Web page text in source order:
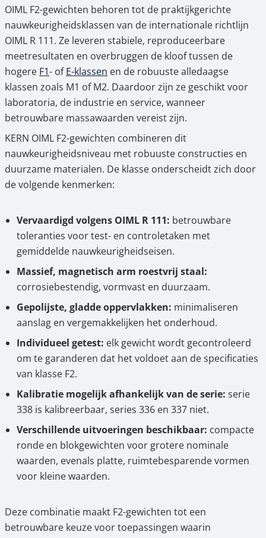
OIML F2-gewichten behoren tot de praktijkgerichte
nauwkeurigheidsklassen van de internationale richtlijn
OIML R 111. Ze leveren stabiele, reproduceerbare
meetresultaten en overbruggen de kloof tussen de
hogere F1- ofE-klassen en de robuuste alledaagse
klassen zoals M1 of M2. Daardoor zijn ze geschikt voor
laboratoria, de industrie en service, wanneer
betrouwbare massawaarden vereist zijn.
KERN OIML F2-gewichten combineren dit
nauwkeurigheidsniveau met robuuste constructies en
duurzame materialen. De klasse onderscheidt zich door
de volgende kenmerken:
Vervaardigd volgens OIML R 111: betrouwbare
toleranties voor test- en controletaken met
gemiddelde nauwkeurigheidseisen.
Massief, magnetisch arm roestvrij staal:
corrosiebestendig, vormvast en duurzaam.
Gepolijste, gladde oppervlakken: minimaliseren
aanslag en vergemakkelijken het onderhoud.
Individueel getest: elk gewicht wordt gecontroleerd
om te garanderen dat het voldoet aan de specificaties
van klasse F2.
Kalibratie mogelijk afhankelijk van de serie: serie
338 is kalibreerbaar, series 336 en 337 niet.
Verschillende uitvoeringen beschikbaar: compacte
ronde en blokgewichten voor grotere nominale
waarden, evenals platte, ruimtebesparende vormen
voor kleine waarden.
Deze combinatie maakt F2-gewichten tot een
betrouwbare keuze voor toepassingen waarin